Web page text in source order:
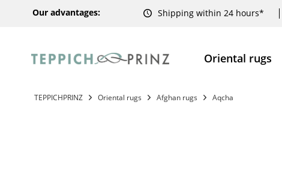
Our advantages: Shipping within 24 hours*
Oriental rugs
TEPPICHPRINZ Oriental rugs Afghan rugs Aqcha